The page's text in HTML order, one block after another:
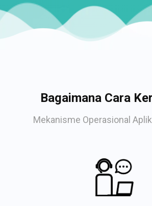
Bagaimana Cara
Mekanisme Operasional